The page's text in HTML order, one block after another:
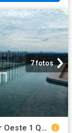
7 fotos
Flat para Venda em Goiânia/GO Setor Oeste 1 Quartos